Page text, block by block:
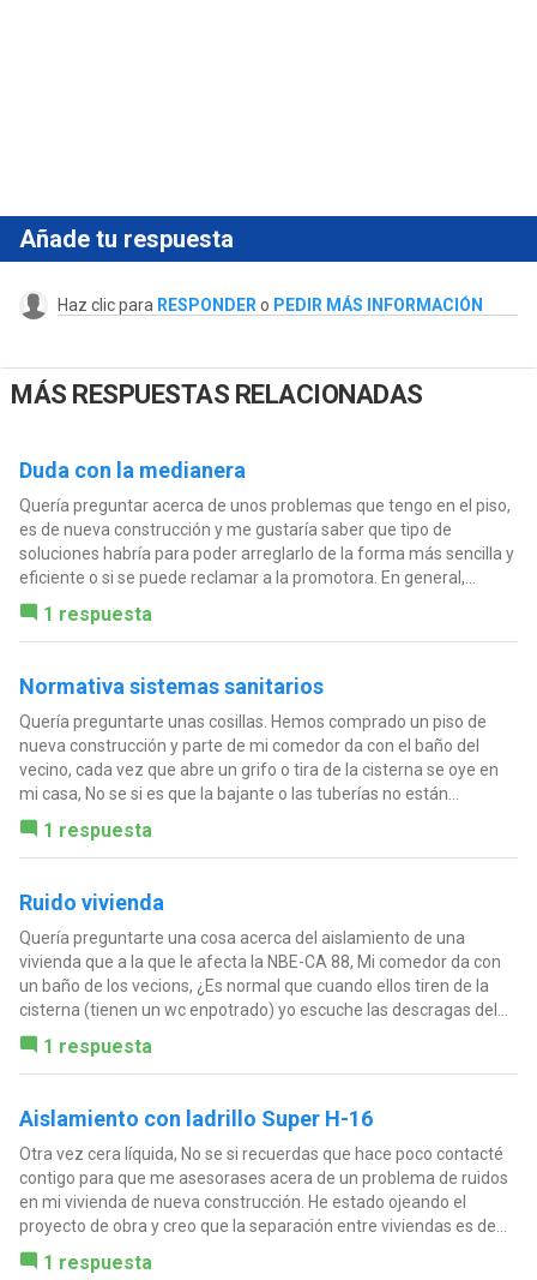
Añade tu respuesta
Haz clic para RESPONDER o PEDIR MÁS INFORMACIÓN
MÁS RESPUESTAS RELACIONADAS
Duda con la medianera
Quería preguntar acerca de unos problemas que tengo en el piso,
es de nueva construcción y me gustaría saber que tipo de
soluciones habría para poder arreglarlo de la forma más sencilla y
eficiente o si se puede reclamar a la promotora. En general,...
1 respuesta
Normativa sistemas sanitarios
Quería preguntarte unas cosillas. Hemos comprado un piso de
nueva construcción y parte de mi comedor da con el baño del
vecino, cada vez que abre un grifo o tira de la cisterna se oye en
mi casa, No se si es que la bajante o las tuberías no están...
1 respuesta
Ruido vivienda
Quería preguntarte una cosa acerca del aislamiento de una
vivienda que a la que le afecta la NBE-CA 88, Mi comedor da con
un baño de los vecions, ¿Es normal que cuando ellos tiren de la
cisterna (tienen un wc enpotrado) yo escuche las descragas del...
1 respuesta
Aislamiento con ladrillo Super H-16
Otra vez cera líquida, No se si recuerdas que hace poco contacté
contigo para que me asesorases acera de un problema de ruidos
en mi vivienda de nueva construcción. He estado ojeando el
proyecto de obra y creo que la separación entre viviendas es de...
1 respuesta